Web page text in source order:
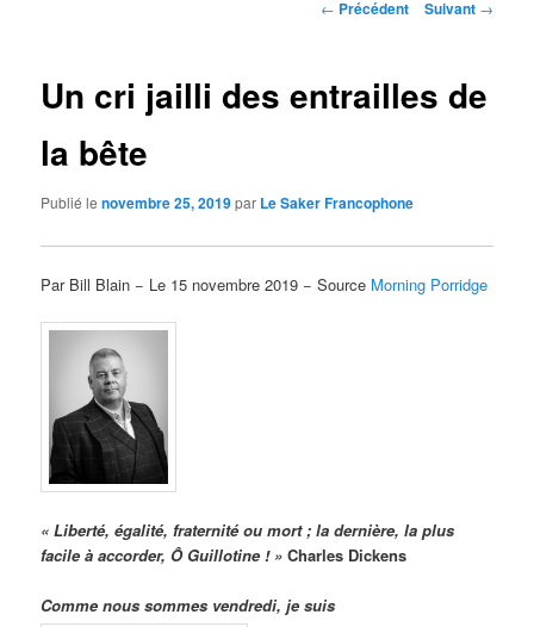
Navigation
← Précédent Suivant →
Un cri jailli des entrailles de
la bête
Publié lenovembre 25, 2019par Le Saker Francophone
Par Bill Blain − Le 15 novembre 2019 − Source Morning Porridge
« Liberté, égalité, fraternité ou mort ; la dernière, la plus
facile à accorder, Ô Guillotine ! »Charles Dickens
Comme nous sommes vendredi, je suis